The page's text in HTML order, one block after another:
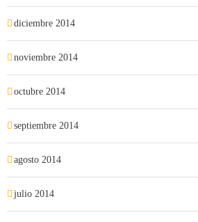
diciembre 2014
noviembre 2014
octubre 2014
septiembre 2014
agosto 2014
julio 2014